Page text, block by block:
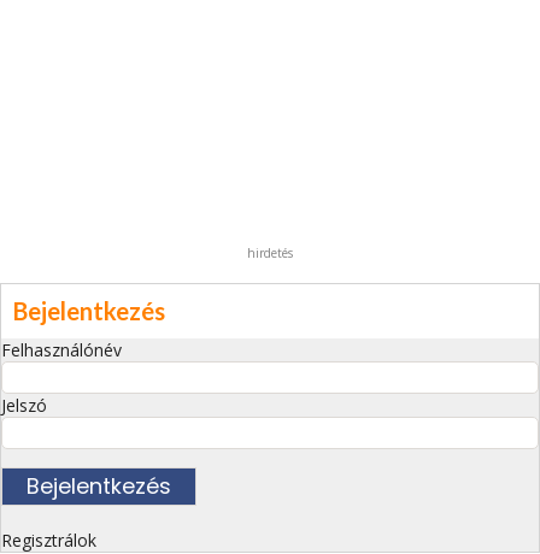
hirdetés
Bejelentkezés
Felhasználónév
Jelszó
Regisztrálok